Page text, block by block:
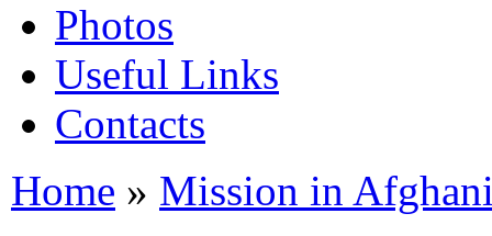
Photos
Useful Links
Contacts
Home » Mission in